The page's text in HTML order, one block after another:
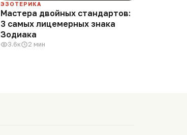
ЭЗОТЕРИКА
Мастера двойных стандартов:
3 самых лицемерных знака
Зодиака
3.6к 2 мин